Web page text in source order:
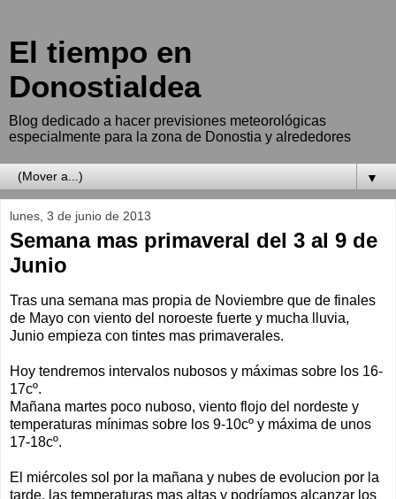
El tiempo en
Donostialdea
Blog dedicado a hacer previsiones meteorológicas
especialmente para la zona de Donostia y alrededores
▼
lunes, 3 de junio de 2013
Semana mas primaveral del 3 al 9 de
Junio
Tras una semana mas propia de Noviembre que de finales
de Mayo con viento del noroeste fuerte y mucha lluvia,
Junio empieza con tintes mas primaverales.
Hoy tendremos intervalos nubosos y máximas sobre los 16-
17cº.
Mañana martes poco nuboso, viento flojo del nordeste y
temperaturas mínimas sobre los 9-10cº y máxima de unos
17-18cº.
El miércoles sol por la mañana y nubes de evolucion por la
tarde, las temperaturas mas altas y podríamos alcanzar los